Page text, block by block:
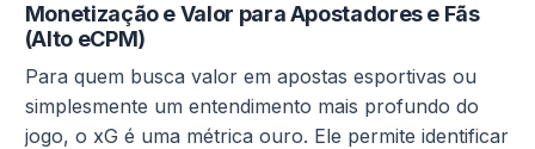
Monetização e Valor para Apostadores e Fãs
(Alto eCPM)
Para quem busca valor em apostas esportivas ou
simplesmente um entendimento mais profundo do
jogo, o xG é uma métrica ouro. Ele permite identificar